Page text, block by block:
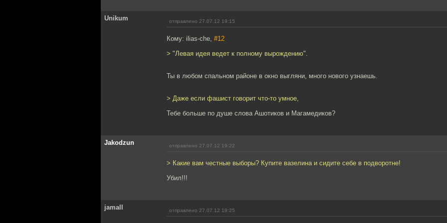
Unikum отправлено 27.07.12 19:15
Кому: ilias-che, #12
> "Левая идея ведет к полному вырождению".
Ты в любом спальном районе в окно выгляни, много нового узнаешь.
> Даже если фашист говорит что-то умное,
Тебе больше по душе слова Ашотиков и Магамедиков?
Jakodzun отправлено 27.07.12 19:22
> Какие вам честные выборы? Купите вазелина и сидите себе в подворотне!
Убил!!!
jamall отправлено 27.07.12 19:25